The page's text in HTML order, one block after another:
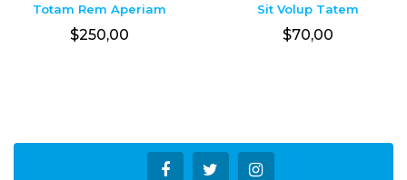
Totam Rem Aperiam
$250,00
Sit Volup Tatem
$70,00